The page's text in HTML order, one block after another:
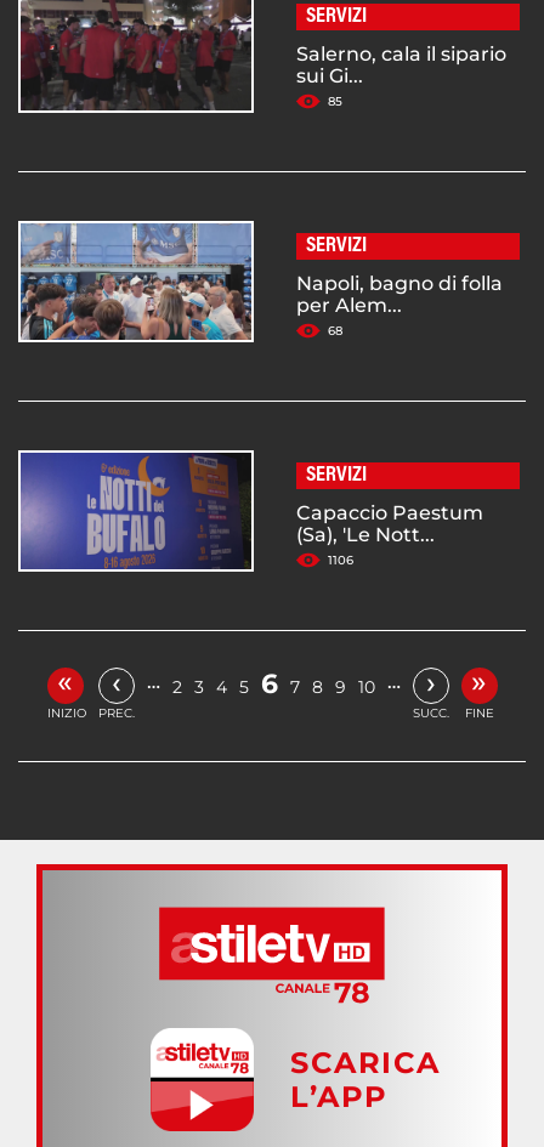
SERVIZI
Salerno, cala il sipario
sui Gi...
85
SERVIZI
Napoli, bagno di folla
per Alem...
68
SERVIZI
Capaccio Paestum
(Sa), 'Le Nott...
1106
«
INIZIO
‹
PREC.
… 2 3 4 5 6 7 8 9 10 … ›
SUCC.
»
FINE
SCARICA
L’APP